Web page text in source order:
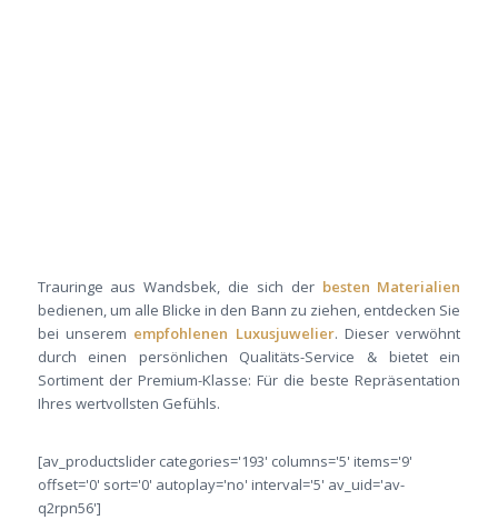
Trauringe aus Wandsbek, die sich derbesten Materialien
bedienen, um alle Blicke in den Bann zu ziehen, entdecken Sie
bei unserem empfohlenen Luxusjuwelier. Dieser verwöhnt
durch einen persönlichen Qualitäts-Service & bietet ein
Sortiment der Premium-Klasse: Für die beste Repräsentation
Ihres wertvollsten Gefühls.
[av_productslider categories='193' columns='5' items='9'
offset='0' sort='0' autoplay='no' interval='5' av_uid='av-
q2rpn56']